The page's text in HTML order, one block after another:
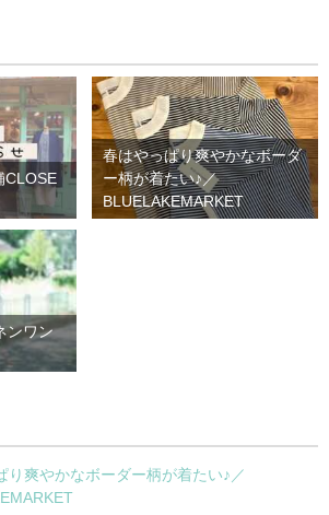
CLOSE
春はやっぱり爽やかなボーダ
ー柄が着たい♪／
BLUELAKEMARKET
ンワン
り爽やかなボーダー柄が着たい♪／